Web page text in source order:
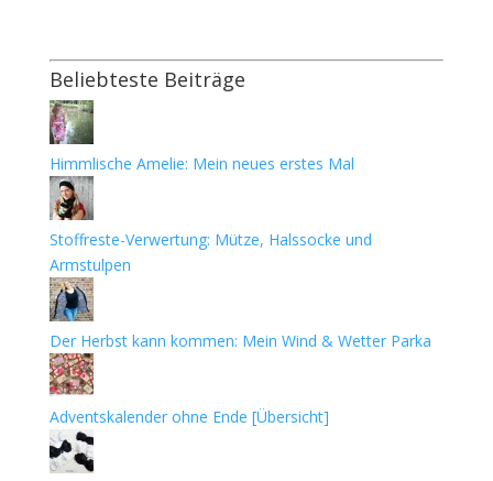
Beliebteste Beiträge
Himmlische Amelie: Mein neues erstes Mal
Stoffreste-Verwertung: Mütze, Halssocke und
Armstulpen
Der Herbst kann kommen: Mein Wind & Wetter Parka
Adventskalender ohne Ende [Übersicht]